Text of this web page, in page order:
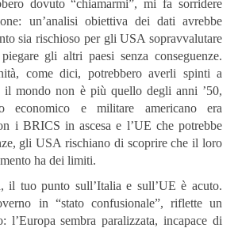
dovuto “chiamarmi”, mi fa sorridere
un’analisi obiettiva dei dati avrebbe
sia rischioso per gli USA sopravvalutare
gli altri paesi senza conseguenze.
come dici, potrebbero averli spinti a
il mondo non è più quello degli anni ’50,
economico e militare americano era
i BRICS in ascesa e l’UE che potrebbe
gli USA rischiano di scoprire che il loro
ha dei limiti.
il tuo punto sull’Italia e sull’UE è acuto.
in “stato confusionale”, riflette un
l’Europa sembra paralizzata, incapace di